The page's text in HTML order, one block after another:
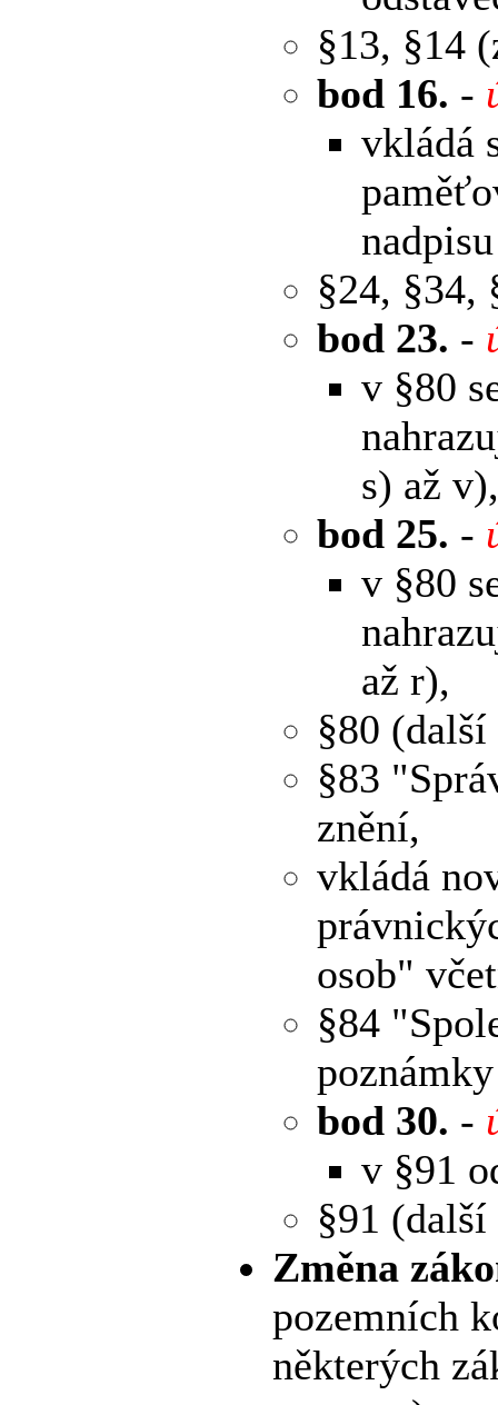
§13, §14
bod 16. -
vkládá
§24, §34,
bod 23. -
v §80
s) až v),
bod 25. -
v §80
až r),
§80
§83
znění,
vkládá
osob"
§84
bod 30. -
v §91
§91
Změna
pozemních
některých